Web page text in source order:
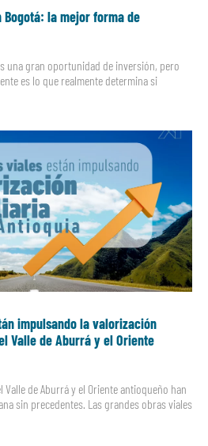
la mejor forma de
una gran oportunidad de inversión, pero
es lo que realmente determina si
impulsando la valorización
Valle de Aburrá y el Oriente
de Aburrá y el Oriente antioqueño han
sin precedentes. Las grandes obras viales